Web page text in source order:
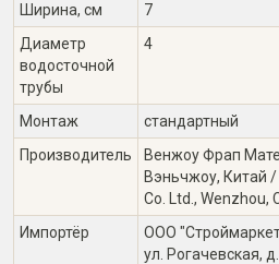
Ширина, см
7
Диаметр
водосточной
трубы
4
Монтаж
стандартный
Производитель
Венжоу Фрап
Вэньчжоу, Китай
Co. Ltd., Wenzhou,
Импортёр
ООО
ул. Рогачевская,